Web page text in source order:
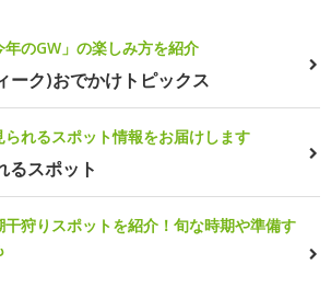
のGW」の楽しみ方を紹介
ーク)おでかけトピックス
れるスポット情報をお届けします
るスポット
狩りスポットを紹介！旬な時期や準備す